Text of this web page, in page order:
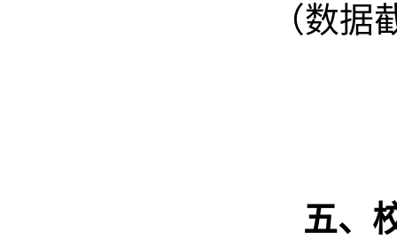
（数据
五、